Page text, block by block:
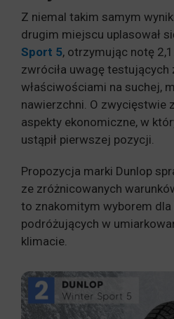
Z niemal takim samym
drugim miejscu uplasował
Sport 5, otrzymując notę
zwróciła uwagę
właściwościami na suchej,
nawierzchni. O zwycięstwie
aspekty ekonomiczne, w
ustąpił pierwszej pozycji.
Propozycja marki Dunlop
ze zróżnicowanych
to znakomitym wyborem
podróżujących w
klimacie.